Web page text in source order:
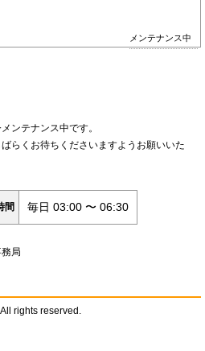
メンテナンス中
ンテナンス中です。
らくお待ちくださいますようお願いいた
間 毎日 03:00 〜 06:30
局
rights reserved.